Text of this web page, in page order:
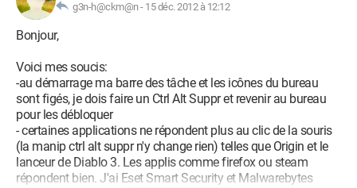
g3n-h@ckm@n - 15 déc. 2012 à 12:12
Bonjour,
Voici mes soucis:
-au démarrage ma barre des tâche et les icônes du bureau
sont figés, je dois faire un Ctrl Alt Suppr et revenir au bureau
pour les débloquer
- certaines applications ne répondent plus au clic de la souris
(la manip ctrl alt suppr n'y change rien) telles que Origin et le
lanceur de Diablo 3. Les applis comme firefox ou steam
répondent bien. J'ai Eset Smart Security et Malwarebytes